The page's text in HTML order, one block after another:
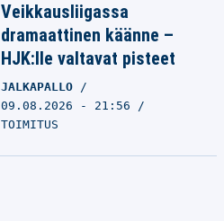
Veikkausliigassa
dramaattinen käänne –
HJK:lle valtavat pisteet
JALKAPALLO
09.08.2026 - 21:56
TOIMITUS